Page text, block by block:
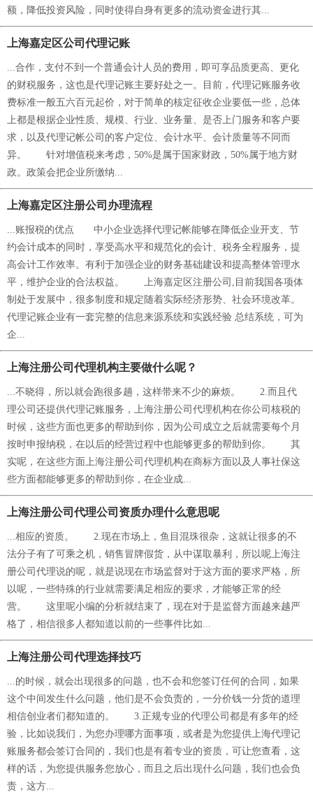
额，降低投资风险，同时使得自身有更多的流动资金进行其...
上海嘉定区公司代理记账
...合作，支付不到一个普通会计人员的费用，即可享品质更高、更化
的财税服务，这也是代理记账主要好处之一。目前，代理记账服务收
费标准一般五六百元起价，对于简单的核定征收企业要低一些，总体
上都是根据企业性质、规模、行业、业务量、是否上门服务和客户要
求，以及代理记帐公司的客户定位、会计水平、会计质量等不同而
异。 针对增值税来考虑，50%是属于国家财政，50%属于地方财
政。政策会把企业所缴纳...
上海嘉定区注册公司办理流程
...账报税的优点 中小企业选择代理记帐能够在降低企业开支、节
约会计成本的同时，享受高水平和规范化的会计、税务全程服务，提
高会计工作效率。有利于加强企业的财务基础建设和提高整体管理水
平，维护企业的合法权益。 上海嘉定区注册公司,目前我国各项体
制处于发展中，很多制度和规定随着实际经济形势、社会环境改革。
代理记账企业有一套完整的信息来源系统和实践经验 总结系统，可为
企...
上海注册公司代理机构主要做什么呢？
...不晓得，所以就会跑很多趟，这样带来不少的麻烦。 2.而且代
理公司还提供代理记账服务，上海注册公司代理机构在你公司核税的
时候，这些方面也更多的帮助到你，因为公司成立之后就需要每个月
按时申报纳税，在以后的经营过程中也能够更多的帮助到你。 其
实呢，在这些方面上海注册公司代理机构在商标方面以及人事社保这
些方面都能够更多的帮助到你，在企业成...
上海注册公司代理公司资质办理什么意思呢
...相应的资质。 2.现在市场上，鱼目混珠很杂，这就让很多的不
法分子有了可乘之机，销售冒牌假货，从中谋取暴利，所以呢上海注
册公司代理说的呢，就是说现在市场监督对于这方面的要求严格，所
以呢，一些特殊的行业就需要满足相应的要求，才能够正常的经
营。 这里呢小编的分析就结束了，现在对于是监督方面越来越严
格了，相信很多人都知道以前的一些事件比如...
上海注册公司代理选择技巧
...的时候，就会出现很多的问题，也不会和您签订任何的合同，如果
这个中间发生什么问题，他们是不会负责的，一分价钱一分货的道理
相信创业者们都知道的。 3.正规专业的代理公司都是有多年的经
验，比如说我们，为您办理哪方面事项，或者是为您提供上海代理记
账服务都会签订合同的，我们也是有着专业的资质，可让您查看，这
样的话，为您提供服务您放心，而且之后出现什么问题，我们也会负
责，这方...